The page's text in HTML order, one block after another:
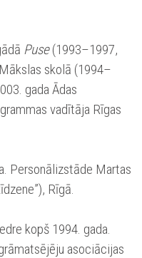
Puse(1993–1997,
skolā (1994–
gada Ādas
vadītāja Rīgas
Personālizstāde Martas
Rīgā.
kopš 1994. gada.
asociācijas